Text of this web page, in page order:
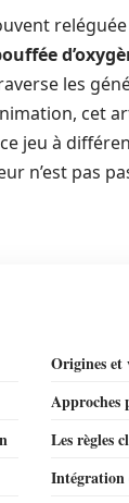
les
cet
jeu à
n’est pas
Origines et
Approches
Les règles
Intégration